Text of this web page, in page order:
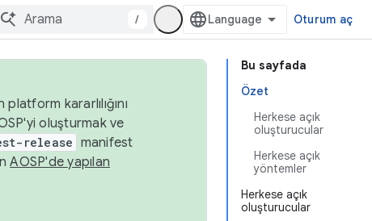
/ Oturum aç
Bu sayfada
Özet
Herkese açık
oluşturucular
Herkese açık
yöntemler
Herkese açık
oluşturucular
kararlılığını
oluşturmak ve
release manifest
AOSP'de yapılan